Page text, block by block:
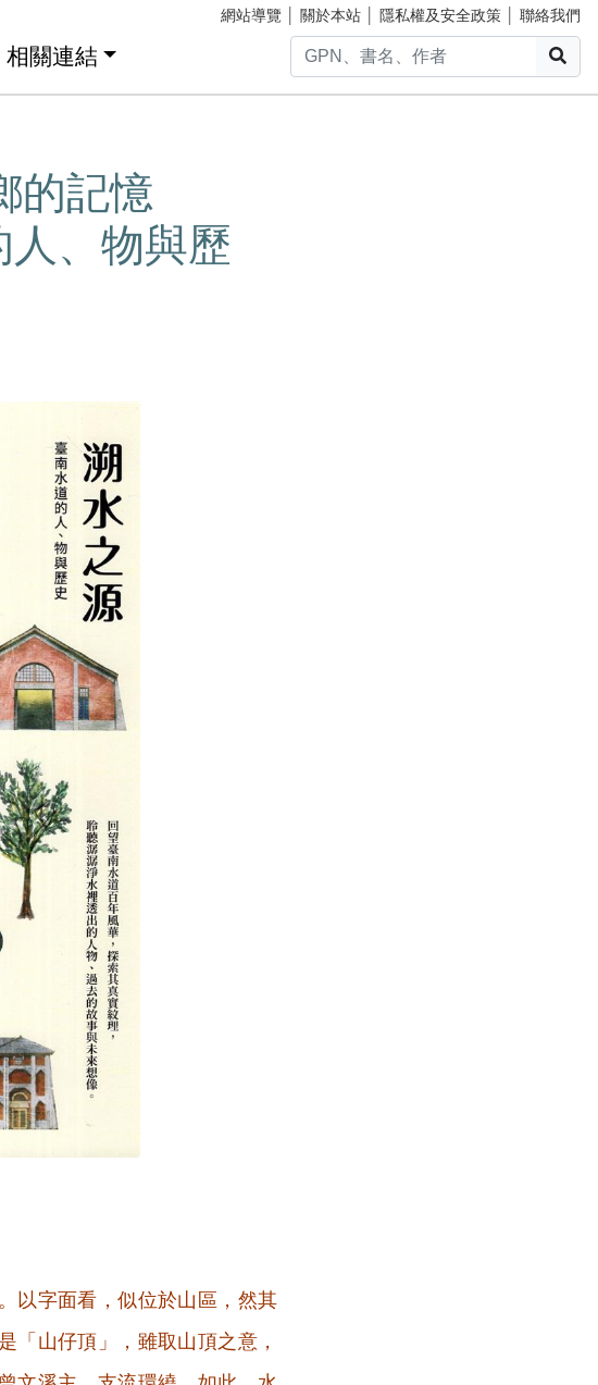
網站導覽 關於本站 隱私權及安全政策 聯絡我們
相關連結
的記憶
、物與歷
以字面看，似位於山區，然其
「山仔頂」，雖取山頂之意，